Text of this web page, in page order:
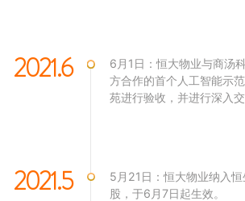
2021.6
6月1日：恒大物业与商汤
方合作的首个人工智能示
苑进行验收，并进行深入交
2021.5
5月21日：恒大物业纳入
股，于6月7日起生效。